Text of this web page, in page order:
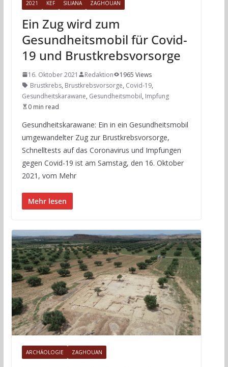
2021 KEF SILIANA ZAGHOUAN
Ein Zug wird zum
Gesundheitsmobil für Covid-
19 und Brustkrebsvorsorge
16. Oktober 2021 Redaktion
1965 Views
Brustkrebs, Brustkrebsvorsorge, Covid-19,
Gesundheitskarawane, Gesundheitsmobil, Impfung
0 min read
Gesundheitskarawane: Ein in ein Gesundheitsmobil
umgewandelter Zug zur Brustkrebsvorsorge,
Schnelltests auf das Coronavirus und Impfungen
gegen Covid-19 ist am Samstag, den 16. Oktober
2021, vom Mehr
Mehr lesen
ARCHÄOLOGIE ZAGHOUAN